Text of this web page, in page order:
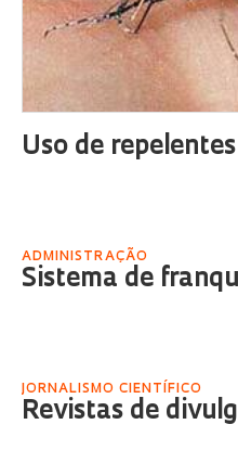
Uso de
ADMINISTRAÇÃO
Sistema de
JORNALISMO CIENTÍFICO
Revistas de